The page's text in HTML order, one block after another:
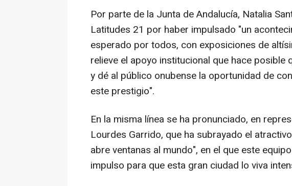
Por parte de la Junta de Andalucía, Natalia
Latitudes 21 por haber impulsado "un
esperado por todos, con exposiciones de
relieve el apoyo institucional que hace posible
y dé al público onubense la oportunidad de
este prestigio".
En la misma línea se ha pronunciado, en
Lourdes Garrido, que ha subrayado el
abre ventanas al mundo", en el que este
impulso para que esta gran ciudad lo viva